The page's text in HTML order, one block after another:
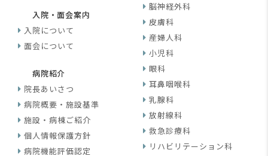
入院・面会案内
入院について
面会について
病院紹介
院長あいさつ
病院概要・施設基準
施設・病棟ご紹介
個人情報保護方針
病院機能評価認定
脳神経外科
皮膚科
産婦人科
小児科
眼科
耳鼻咽喉科
乳腺科
放射線科
救急診療科
リハビリテーション科